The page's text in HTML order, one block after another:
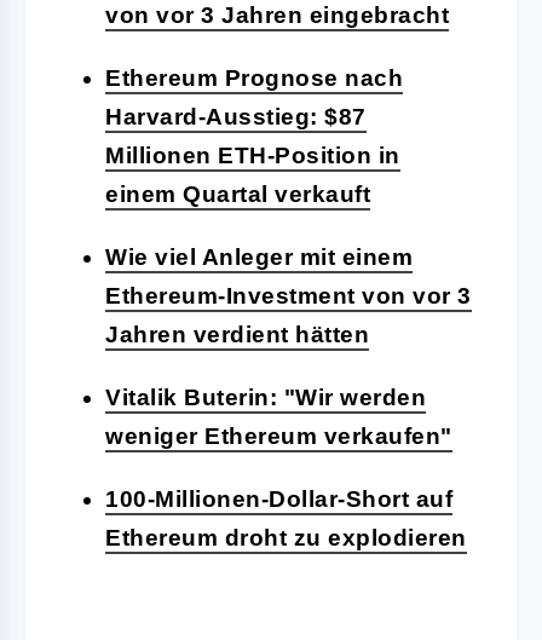
von vor 3 Jahren eingebracht
Ethereum Prognose nach
Harvard-Ausstieg: $87
Millionen ETH-Position in
einem Quartal verkauft
Wie viel Anleger mit einem
Ethereum-Investment von vor 3
Jahren verdient hätten
Vitalik Buterin: "Wir werden
weniger Ethereum verkaufen"
100-Millionen-Dollar-Short auf
Ethereum droht zu explodieren